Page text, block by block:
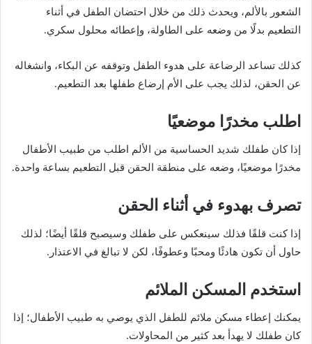
الشعور بالألم، ويحدث ذلك من خلال احتضان الطفل في أثناء
التطعيم بدلًا من وضعه على الطاولة، وإعطائه محلول سكري.
كذلك تساعد الرضاعة على هدوء الطفل وتوقفه عن البكاء، وانشغاله
عن الحقن، لذلك يجب على الأم إرضاع طفلها بعد التطعيم.
اطلب مخدرًا موضعيًا
إذا كان طفلك شديد الحساسية من الألم اطلب من طبيب الأطفال
مخدرًا موضعيًا، وضعه على منطقة الحقن قبل التطعيم بساعة واحدة.
تصرف بهدوء في أثناء الحقن
إذا كنت قلقًا فذلك سينعكس على طفلك وسيصبح قلقًا أيضًا؛ لذلك
حاول أن تكون هادئًا ومحبًا وعطوفًا، لكن لا تبالغ في الاعتذار.
استخدم المسكن الملائم
يمكنك إعطاء مسكن ملائم للطفل الذي يوصي به طبيب الأطفال؛ إذا
كان طفلك لا يهدأ بعد كثير من المحاولات.